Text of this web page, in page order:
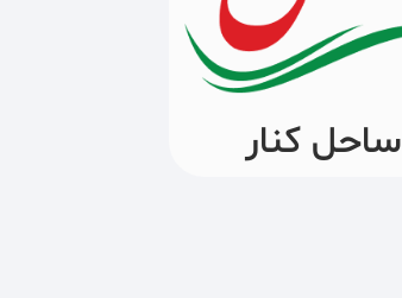
ساحل کنار